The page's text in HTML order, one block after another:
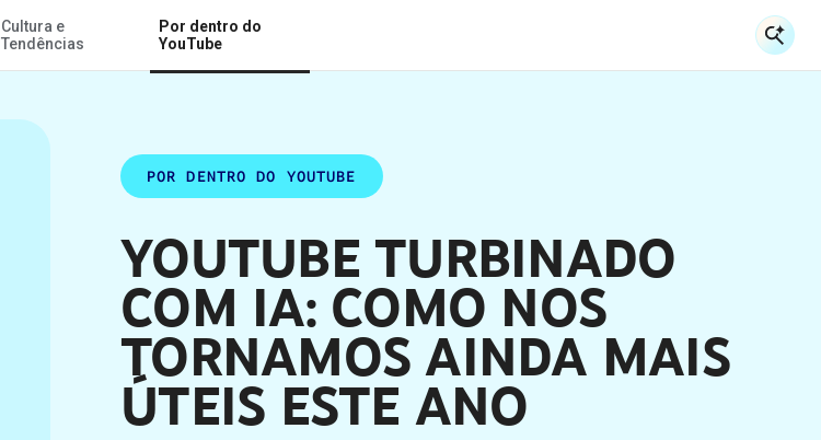
Ir para o Conteúdo Principal
Cultura e
Tendências
Por dentro do
YouTube
POR DENTRO DO YOUTUBE
YOUTUBE TURBINADO
COM IA: COMO NOS
TORNAMOS AINDA MAIS
ÚTEIS ESTE ANO